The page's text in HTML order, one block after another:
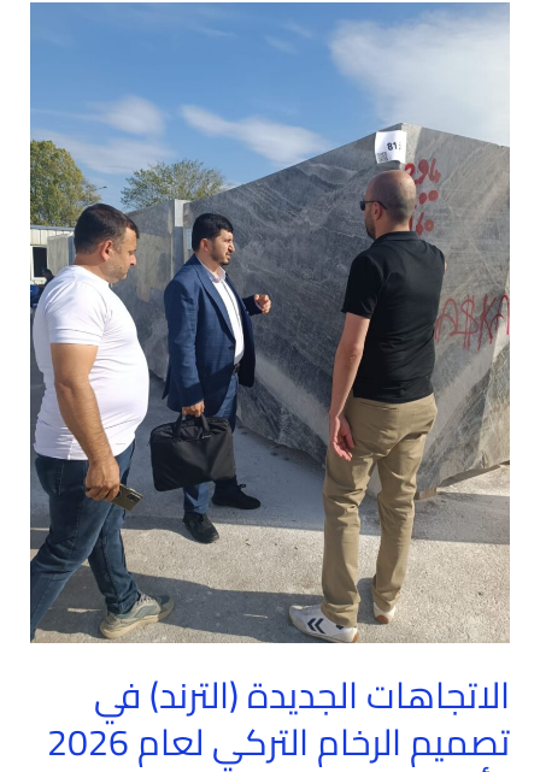
الاتجاهات الجديدة (الترند) في
تصميم الرخام التركي لعام 2026
الاتجاهات
الجديدة
تصميم
الرخام
التركي
لعام
2026
وأثرها
على
صادرات
تركيا